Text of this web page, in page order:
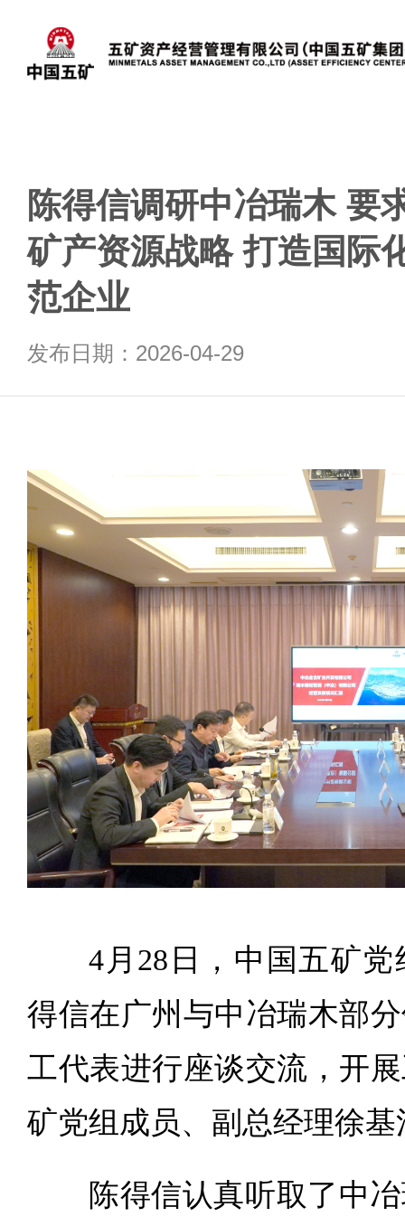
陈得信调研中冶瑞木 要
矿产资源战略 打造国际
范企业
发布日期：2026-04-29
4月28日，中国五矿
得信在广州与中冶瑞木部
工代表进行座谈交流，开
矿党组成员、副总经理徐
陈得信认真听取了中